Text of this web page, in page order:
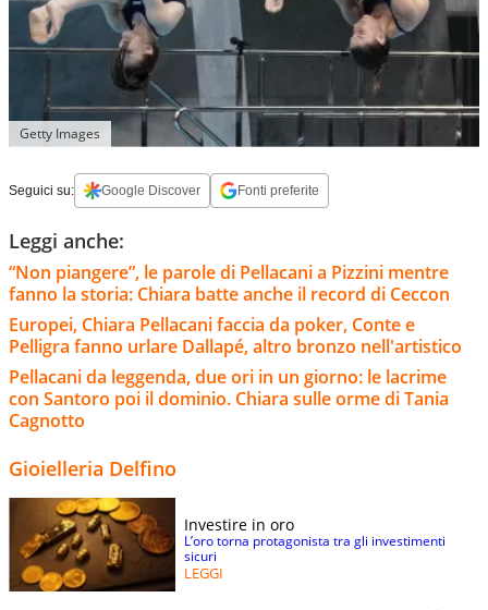
Getty Images
Seguici su: Google Discover Fonti preferite
Leggi anche:
“Non piangere”, le parole di Pellacani a Pizzini mentre
fanno la storia: Chiara batte anche il record di Ceccon
Europei, Chiara Pellacani faccia da poker, Conte e
Pelligra fanno urlare Dallapé, altro bronzo nell'artistico
Pellacani da leggenda, due ori in un giorno: le lacrime
con Santoro poi il dominio. Chiara sulle orme di Tania
Cagnotto
Gioielleria Delfino
Investire in oro
L’oro torna protagonista tra gli investimenti
sicuri
LEGGI